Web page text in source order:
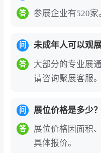
品区成为焦点，介
高品牌知名度，促进
越南河内五金工具展
am）也将极大的吸
的勃勃生机。该展
的商业桥头堡。
越南河内五金工具
答 参展企业有520家
问 未成年人可以观展
答
大部分的专业展
请咨询聚展客服。
问 展位价格是多少？
答
展位价格因面积
具体报价。